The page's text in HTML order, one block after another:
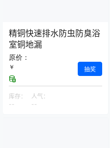
精铜快速排水防虫防臭浴
室铜地漏
原价：
￥ 抽奖
库存：
--
人气：
--